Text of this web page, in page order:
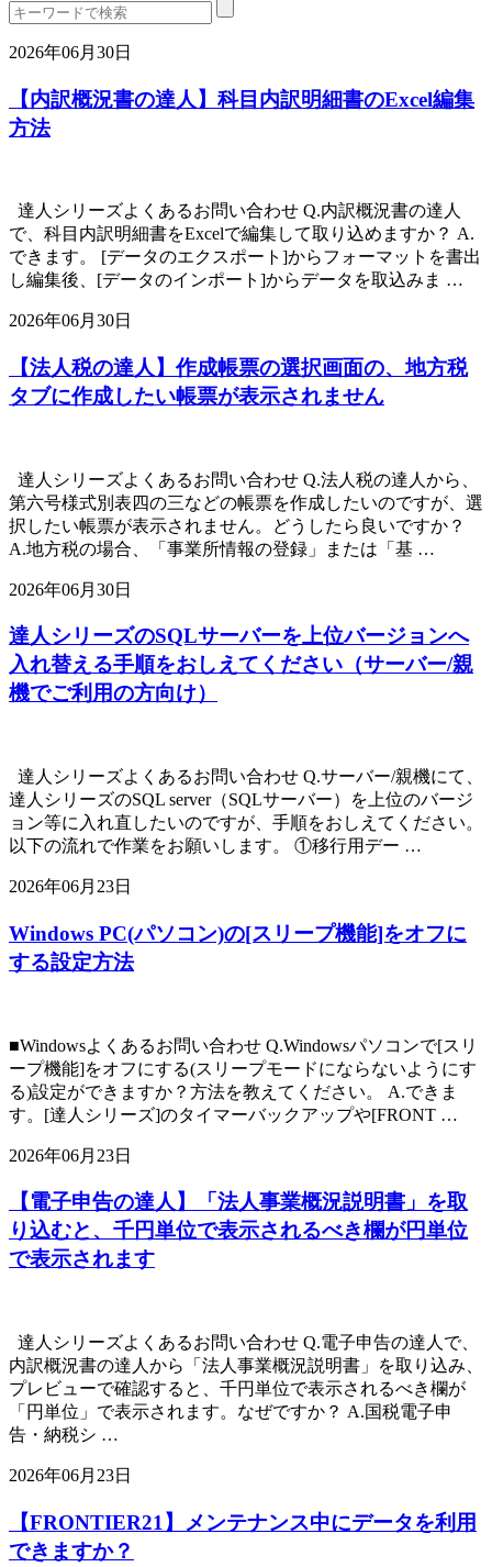
2026年06月30日
【内訳概況書の達人】科目内訳明細書のExcel編集
方法
達人シリーズよくあるお問い合わせ Q.内訳概況書の達人
で、科目内訳明細書をExcelで編集して取り込めますか？ A.
できます。 [データのエクスポート]からフォーマットを書出
し編集後、[データのインポート]からデータを取込みま …
2026年06月30日
【法人税の達人】作成帳票の選択画面の、地方税
タブに作成したい帳票が表示されません
達人シリーズよくあるお問い合わせ Q.法人税の達人から、
第六号様式別表四の三などの帳票を作成したいのですが、選
択したい帳票が表示されません。どうしたら良いですか？
A.地方税の場合、「事業所情報の登録」または「基 …
2026年06月30日
達人シリーズのSQLサーバーを上位バージョンへ
入れ替える手順をおしえてください（サーバー/親
機でご利用の方向け）
達人シリーズよくあるお問い合わせ Q.サーバー/親機にて、
達人シリーズのSQL server（SQLサーバー）を上位のバージ
ョン等に入れ直したいのですが、手順をおしえてください。
以下の流れで作業をお願いします。 ①移行用デー …
2026年06月23日
Windows PC(パソコン)の[スリープ機能]をオフに
する設定方法
■Windowsよくあるお問い合わせ Q.Windowsパソコンで[スリ
ープ機能]をオフにする(スリープモードにならないようにす
る)設定ができますか？方法を教えてください。 A.できま
す。[達人シリーズ]のタイマーバックアップや[FRONT …
2026年06月23日
【電子申告の達人】「法人事業概況説明書」を取
り込むと、千円単位で表示されるべき欄が円単位
で表示されます
達人シリーズよくあるお問い合わせ Q.電子申告の達人で、
内訳概況書の達人から「法人事業概況説明書」を取り込み、
プレビューで確認すると、千円単位で表示されるべき欄が
「円単位」で表示されます。なぜですか？ A.国税電子申
告・納税シ …
2026年06月23日
【FRONTIER21】メンテナンス中にデータを利用
できますか？